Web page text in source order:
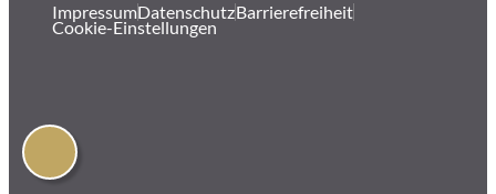
ImpressumDatenschutzBarrierefreiheit
Cookie-Einstellungen